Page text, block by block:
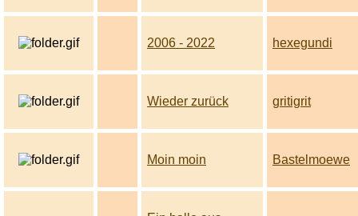
2006 - 2022 hexegundi
Wieder zurück gritigrit
Moin moin Bastelmoewe